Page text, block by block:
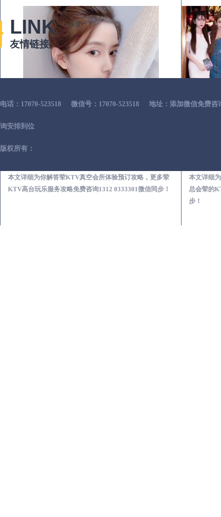
本文详细为你解答荤KTV真空会所体验预订攻略，更多荤
KTV高台玩乐服务攻略免费咨询1312 0333301微信同步！
本文详细
总会荤的
步！
LINK
友情链接
百度一下
电话：17070-523518 微信号：17070-523518 地址：添加微信免费
询安排到位
版权所有：